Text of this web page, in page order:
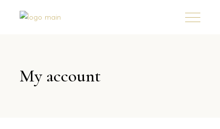
My account